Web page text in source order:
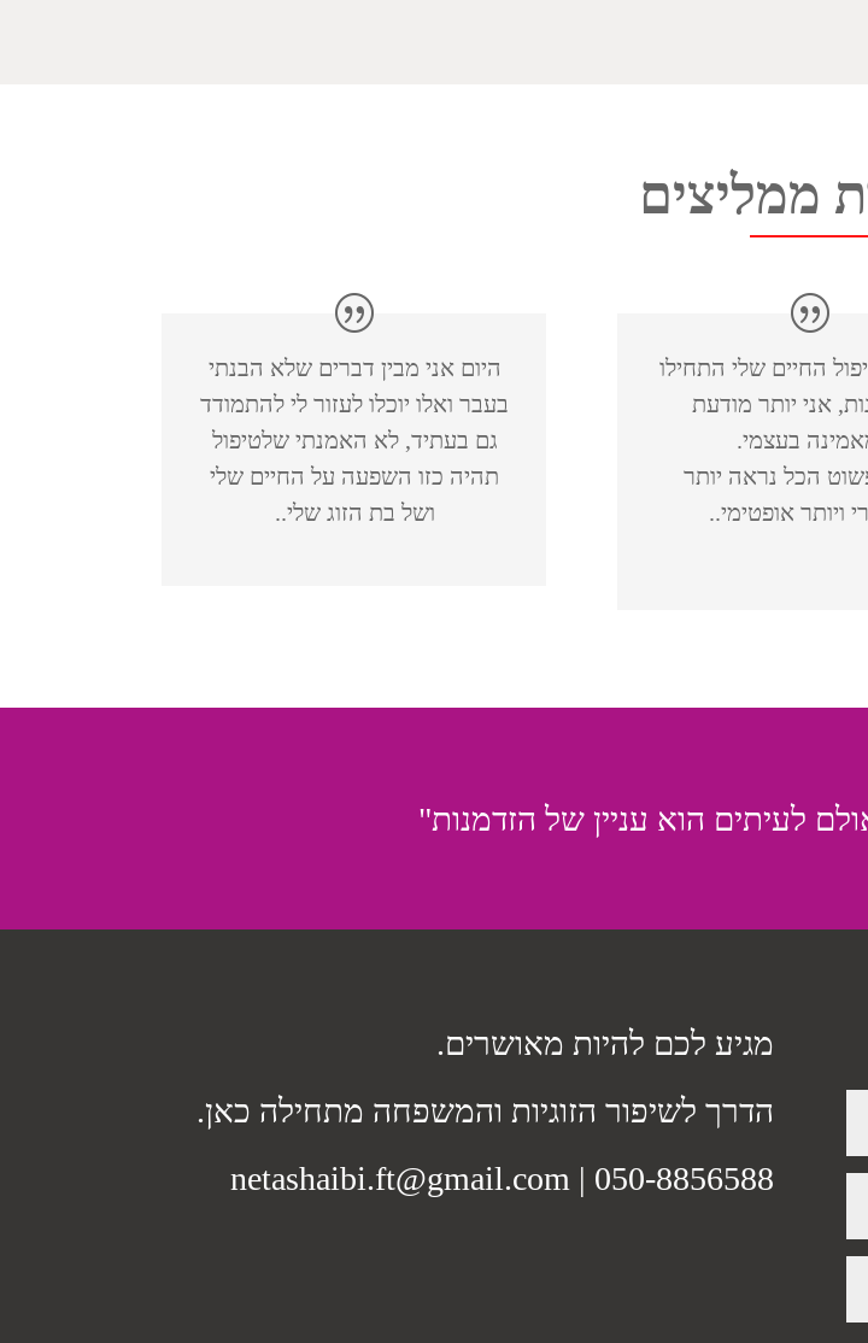
ממליצים
היום אני מבין דברים שלא הבנתי
בעבר ואלו יוכלו לעזור לי להתמודד
גם בעתיד, לא האמנתי שלטיפול
תהיה כזו השפעה על החיים שלי
ושל בת הזוג שלי..
החיים שלי התחילו
אני יותר מודעת
בעצמי.
הכל נראה יותר
ויותר אופטימי..
לעיתים הוא עניין של הזדמנות"
מגיע לכם להיות מאושרים.
הדרך לשיפור הזוגיות והמשפחה מתחילה כאן.
050-8856588
|
netashaibi.ft@gmail.com